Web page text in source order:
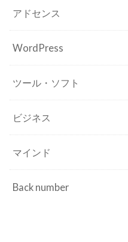
アドセンス
WordPress
ツール・ソフト
ビジネス
マインド
Back number